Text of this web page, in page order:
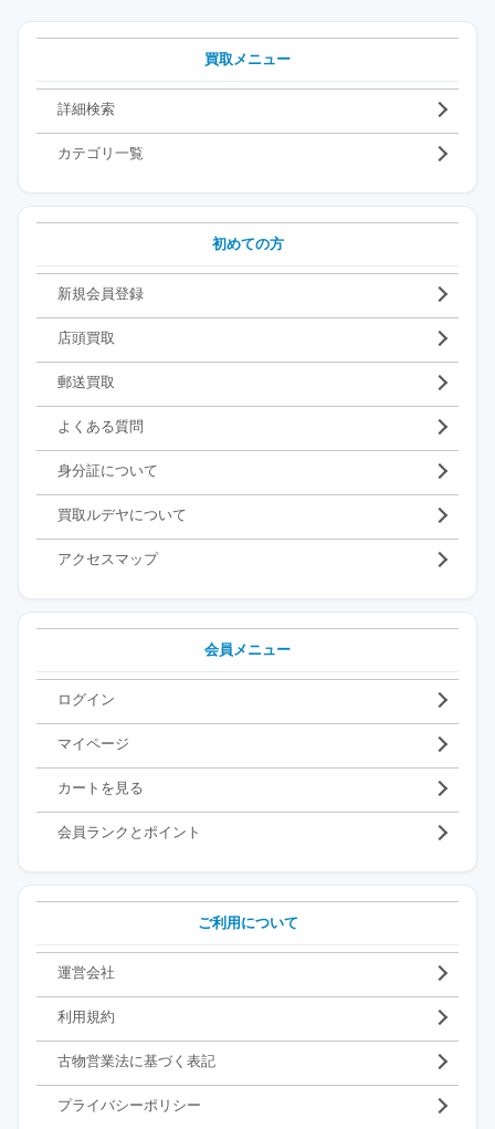
買取メニュー
詳細検索
カテゴリ一覧
初めての方
新規会員登録
店頭買取
郵送買取
よくある質問
身分証について
買取ルデヤについて
アクセスマップ
会員メニュー
ログイン
マイページ
カートを見る
会員ランクとポイント
ご利用について
運営会社
利用規約
古物営業法に基づく表記
プライバシーポリシー